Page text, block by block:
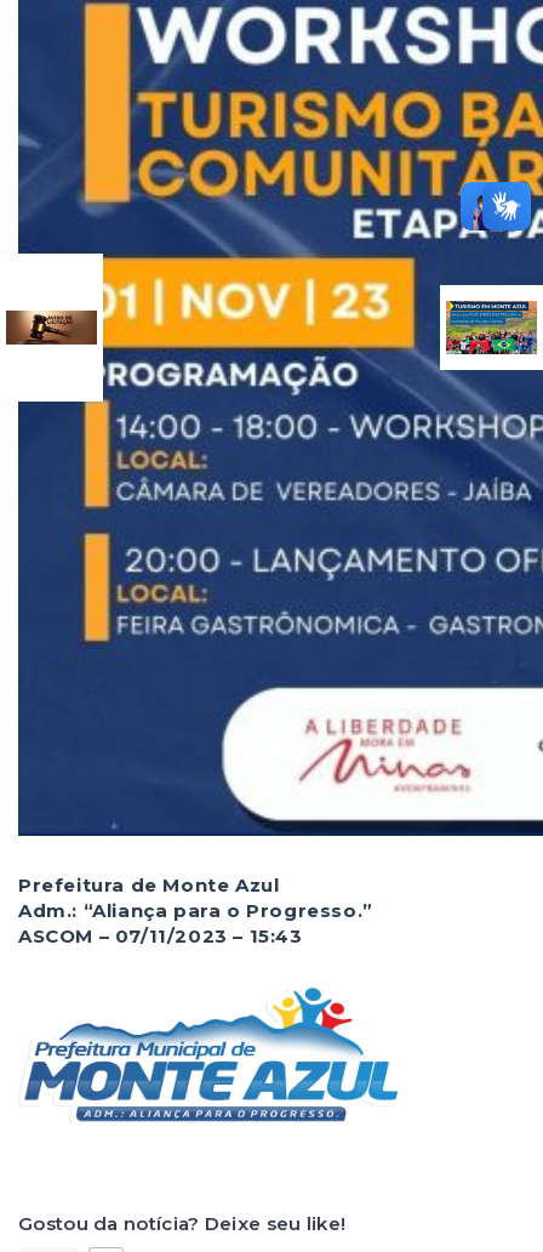
Prefeitura de Monte Azul
Adm.: “Aliança para o Progresso.”
ASCOM – 07/11/2023 – 15:43
Gostou da notícia? Deixe seu like!